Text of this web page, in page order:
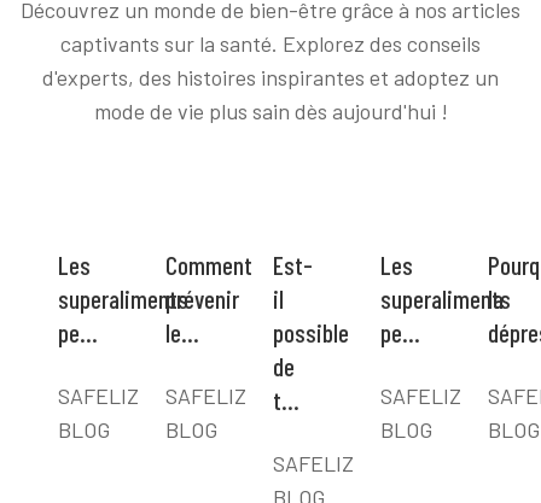
Découvrez un monde de bien-être grâce à nos articles
captivants sur la santé. Explorez des conseils
d'experts, des histoires inspirantes et adoptez un
mode de vie plus sain dès aujourd'hui !
Les
superaliments
pe…
SAFELIZ
BLOG
Comment
prévenir
le…
SAFELIZ
BLOG
Est-
il
possible
de
t…
SAFELIZ
BLOG
Les
superaliments
pe…
SAFELIZ
BLOG
la
BLOG